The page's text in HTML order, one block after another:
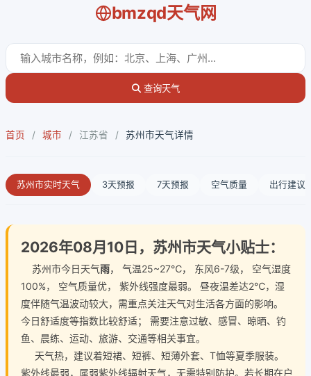
bmzqd天气网
查询天气
首页 / 城市 / 江苏省 / 苏州市天气详情
苏州市实时天气 3天预报 7天预报 空气质量 出行建议
2026年08月10日，苏州市天气小贴士：
苏州市今日天气雨， 气温25~27℃， 东风6-7级， 空气湿度
100%， 空气质量优， 紫外线强度最弱。 昼夜温差达2℃，湿
度伴随气温波动较大，需重点关注天气对生活各方面的影响。
今日舒适度等指数比较舒适； 需要注意过敏、感冒、晾晒、钓
鱼、晨练、运动、旅游、交通等相关事宜。
天气热，建议着短裙、短裤、短薄外套、T恤等夏季服装。
紫外线最弱，属弱紫外线辐射天气，无需特别防护。若长期在户